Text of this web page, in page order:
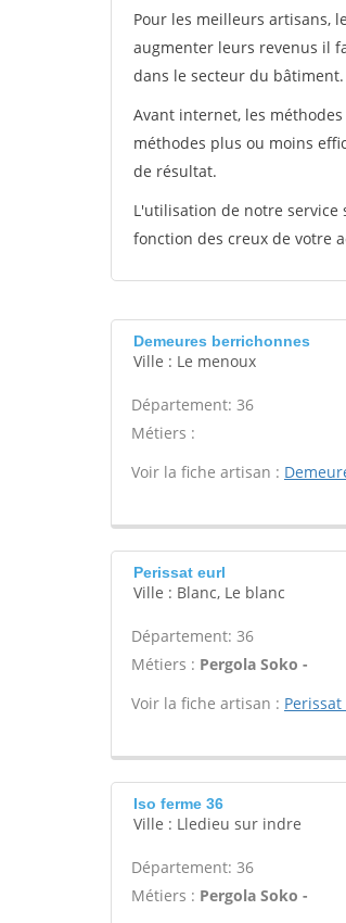
Pour les meilleurs artisans,
augmenter leurs revenus il
dans le secteur du bâtiment.
Avant internet, les
méthodes plus ou moins
de résultat.
L'utilisation de notre service
fonction des creux de votre
Demeures berrichonnes
Ville : Le menoux
Département: 36
Métiers :
Voir la fiche artisan :
Perissat eurl
Ville : Blanc, Le blanc
Département: 36
Métiers : Pergola Soko -
Voir la fiche artisan :
Iso ferme 36
Ville : Lledieu sur indre
Département: 36
Métiers : Pergola Soko -